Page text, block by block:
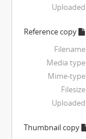
Uploaded
Reference copy
Filename
Media type
Mime-type
Filesize
Uploaded
Thumbnail copy